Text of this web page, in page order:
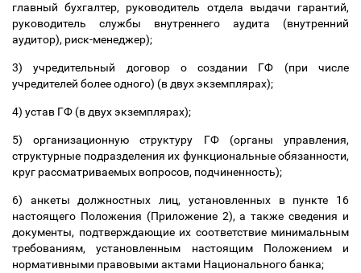
главный бухгалтер, руководитель отдела выдачи гарантий,
руководитель службы внутреннего аудита (внутренний
аудитор), риск-менеджер);
3) учредительный договор о создании ГФ (при числе
учредителей более одного) (в двух экземплярах);
4) устав ГФ (в двух экземплярах);
5) организационную структуру ГФ (органы управления,
структурные подразделения их функциональные обязанности,
круг рассматриваемых вопросов, подчиненность);
6) анкеты должностных лиц, установленных в пункте 16
настоящего Положения (Приложение 2), а также сведения и
документы, подтверждающие их соответствие минимальным
требованиям, установленным настоящим Положением и
нормативными правовыми актами Национального банка;